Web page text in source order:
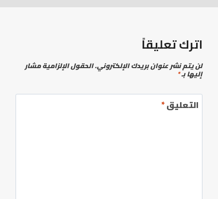
اترك تعليقاً
لن يتم نشر عنوان بريدك الإلكتروني.الحقول الإلزامية مشار
إليها بـ*
التعليق*